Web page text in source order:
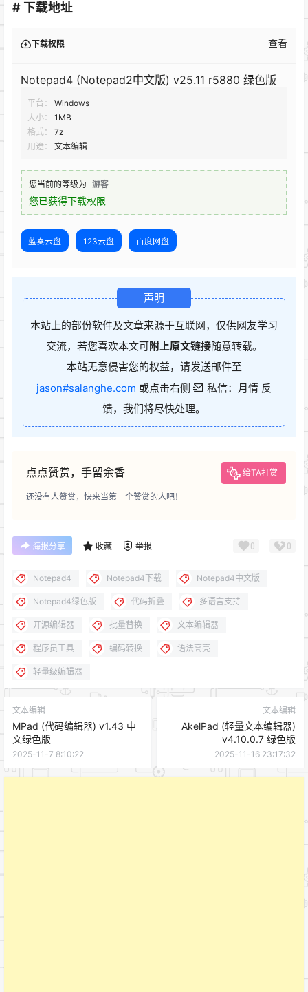
# 下载地址
下载权限 查看
Notepad4 (Notepad2中文版) v25.11 r5880 绿色版
平台：
Windows
大小：
1MB
格式：
7z
用途：
文本编辑
您当前的等级为 游客
您已获得下载权限
蓝奏云盘 123云盘 百度网盘
声明
本站上的部份软件及文章来源于互联网，仅供网友学习
交流，若您喜欢本文可附上原文链接随意转载。
本站无意侵害您的权益，请发送邮件至
jason#salanghe.com 或点击右侧
私信：月情 反
馈，我们将尽快处理。
点点赞赏，手留余香 给TA打赏
还没有人赞赏，快来当第一个赞赏的人吧！
海报分享 收藏 举报 0 0
Notepad4 Notepad4下载 Notepad4中文版
Notepad4绿色版 代码折叠 多语言支持
开源编辑器 批量替换 文本编辑器
程序员工具 编码转换 语法高亮
轻量级编辑器
文本编辑
MPad (代码编辑器) v1.43 中
文绿色版
2025-11-7 8:10:22
文本编辑
AkelPad (轻量文本编辑器)
v4.10.0.7 绿色版
2025-11-16 23:17:32